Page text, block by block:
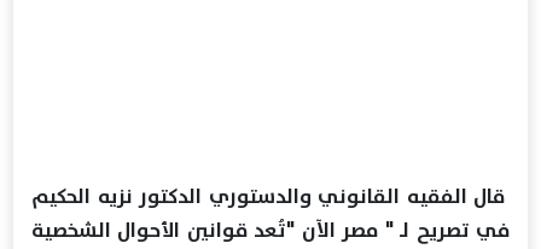
قال الفقيه القانوني والدستوري الدكتور نزيه الحكيم
في تصريح لـ " مصر الآن "تُعد قوانين الأحوال الشخصية